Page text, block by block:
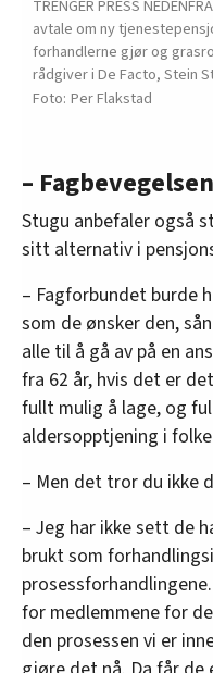
TRENGER PRESS
avtale om ny
forhandlerne gjør og
rådgiver i De Facto, Stein
Per Flakstad
–
Stugu anbefaler også
sitt alternativ i
– Fagforbundet burde
som de ønsker den,
alle til å gå av på en
fra 62 år, hvis det er
fullt mulig å lage, og
aldersopptjening i
– Men det tror du ikke
– Jeg har ikke sett de
brukt som
for medlemmene for
den prosessen vi er